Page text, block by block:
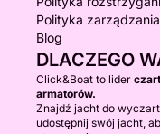
Polityka
Blog
DLACZEGO
Click&Boat to lider
armatorów.
Znajdź jacht do
udostępnij swój jacht,